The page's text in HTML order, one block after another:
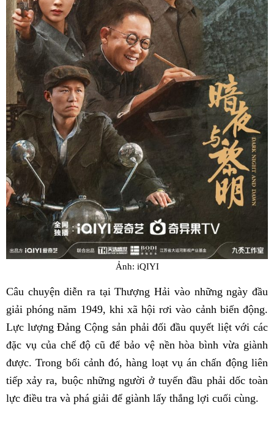
Ảnh: iQIYI
Câu chuyện diễn ra tại Thượng Hải vào những ngày đầu
giải phóng năm 1949, khi xã hội rơi vào cảnh biến động.
Lực lượng Đảng Cộng sản phải đối đầu quyết liệt với các
đặc vụ của chế độ cũ để bảo vệ nền hòa bình vừa giành
được. Trong bối cảnh đó, hàng loạt vụ án chấn động liên
tiếp xảy ra, buộc những người ở tuyến đầu phải dốc toàn
lực điều tra và phá giải để giành lấy thắng lợi cuối cùng.